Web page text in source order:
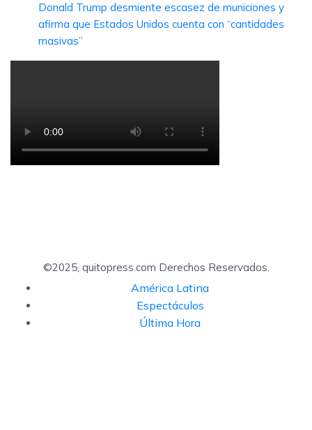
Donald Trump desmiente escasez de municiones y
afirma que Estados Unidos cuenta con “cantidades
masivas”
©2025, quitopress.com Derechos Reservados.
América Latina
Espectáculos
Última Hora